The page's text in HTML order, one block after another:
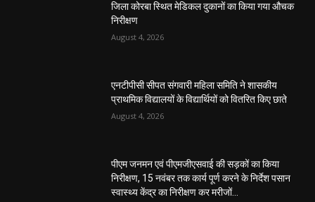
जिला कोरबा स्थित मेडिकल दुकानों का किया गया औचक
निरीक्षण
August 4, 2026
एनटीपीसी सीपत संगवारी महिला समिति ने शासकीय
प्राथमिक विद्यालयों के विद्यार्थियों को वितरित किए छाते
August 4, 2026
पीएम जनमन एवं पीएमजीएसवाई की सड़कों का किया
निरीक्षण, 15 नवंबर तक कार्य पूर्ण करने के निर्देश पसान
स्वास्थ्य केंद्र का निरीक्षण कर मरीजों...